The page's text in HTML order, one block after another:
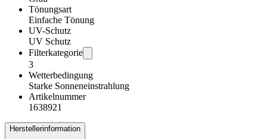
Tönungsart
Einfache Tönung
UV-Schutz
UV Schutz
Filterkategorie
3
Wetterbedingung
Starke Sonneneinstrahlung
Artikelnummer
1638921
Herstellerinformation